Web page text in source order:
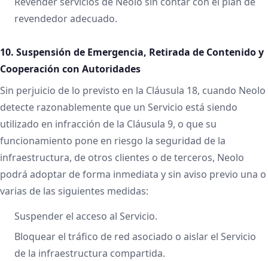
revendedor adecuado.
10. Suspensión de Emergencia, Retirada de Contenido y
Cooperación con Autoridades
Sin perjuicio de lo previsto en la Cláusula 18, cuando Neolo
detecte razonablemente que un Servicio está siendo
utilizado en infracción de la Cláusula 9, o que su
funcionamiento pone en riesgo la seguridad de la
infraestructura, de otros clientes o de terceros, Neolo
podrá adoptar de forma inmediata y sin aviso previo una o
varias de las siguientes medidas:
Suspender el acceso al Servicio.
Bloquear el tráfico de red asociado o aislar el Servicio
de la infraestructura compartida.